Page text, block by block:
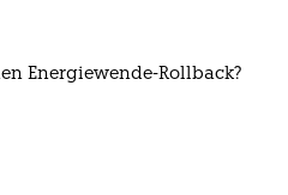
Energiewende-Rollback?